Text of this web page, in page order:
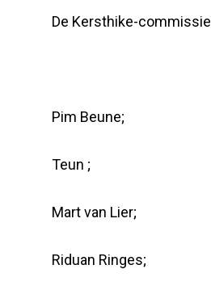
De Kersthike-
Pim Beune;
Teun ;
Mart van Lier;
Riduan Ringes;